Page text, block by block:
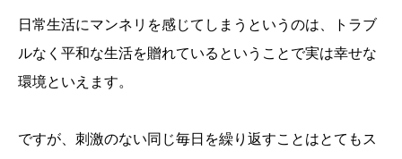
日常生活にマンネリを感じてしまうというのは、トラブ
ルなく平和な生活を贈れているということで実は幸せな
環境といえます。
ですが、刺激のない同じ毎日を繰り返すことはとてもス